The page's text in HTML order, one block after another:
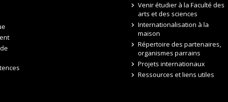
Venir étudier à la Faculté des
arts et des sciences
Internationalisation à la
maison
Répertoire des partenaires,
organismes parrains
Projets internationaux
Ressources et liens utiles